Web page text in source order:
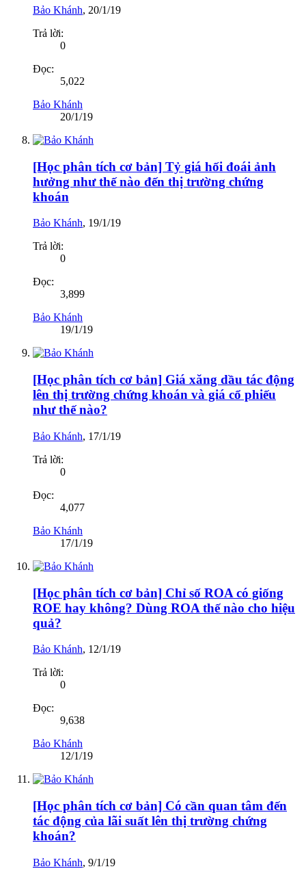
Bảo Khánh, 20/1/19
Trả lời:
0
Đọc:
5,022
Bảo Khánh
20/1/19
[Học phân tích cơ bản] Tỷ giá hối đoái ảnh
hưởng như thế nào đến thị trường chứng
khoán
Bảo Khánh, 19/1/19
Trả lời:
0
Đọc:
3,899
Bảo Khánh
19/1/19
[Học phân tích cơ bản] Giá xăng dầu tác động
lên thị trường chứng khoán và giá cổ phiếu
như thế nào?
Bảo Khánh, 17/1/19
Trả lời:
0
Đọc:
4,077
Bảo Khánh
17/1/19
[Học phân tích cơ bản] Chỉ số ROA có giống
ROE hay không? Dùng ROA thế nào cho hiệu
quả?
Bảo Khánh, 12/1/19
Trả lời:
0
Đọc:
9,638
Bảo Khánh
12/1/19
[Học phân tích cơ bản] Có cần quan tâm đến
tác động của lãi suất lên thị trường chứng
khoán?
Bảo Khánh, 9/1/19